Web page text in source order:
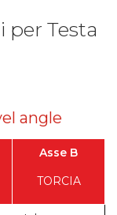
per Testa
angle
Asse B
TORCIA